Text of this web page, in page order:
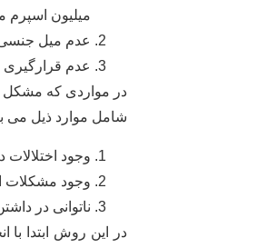
میلیون اسپرم
عدم میل جنسی
عدم قرارگیری
در مواردی که مشکل
شامل موارد ذیل می
وجود
وجود مشکلات
ناتوانی در
در این روش ابتدا